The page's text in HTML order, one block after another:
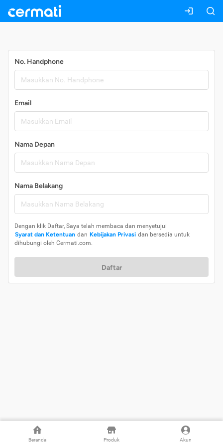
Beranda Produk Akun
No. Handphone
Email
Nama Depan
Nama Belakang
Dengan klik Daftar, Saya telah membaca dan menyetujui
Syarat dan Ketentuan dan Kebijakan Privasi dan bersedia untuk
dihubungi oleh Cermati.com.
Daftar